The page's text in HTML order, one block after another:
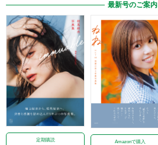
最新号のご案内
定期購読 Amazonで購入